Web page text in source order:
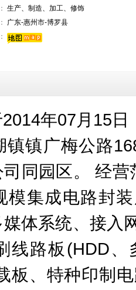
生产、制造、加工、修饰
广东-惠州市-博罗县
年07月15
镇镇广梅公路
司同园区。 经
模集成电路封
体系统、接入
线路板(HDD
板、特种印制